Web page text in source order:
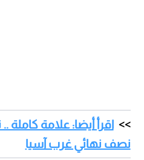
اقرأ أيضا: علامة كاملة
نصف نهائي غرب آسيا